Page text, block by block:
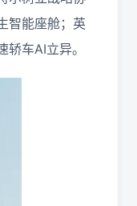
智能座舱；英
车AI立异。